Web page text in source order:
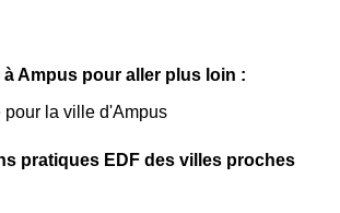
à Ampus pour aller plus loin :
pour la ville d'Ampus
pratiques EDF des villes proches